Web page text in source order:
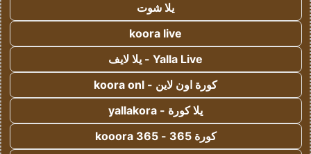
يلا شوت
koora live
Yalla Live - يلا لايف
كورة اون لاين - koora onl
يلا كورة - yallakora
كورة 365 - kooora 365